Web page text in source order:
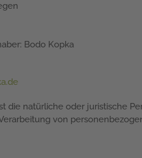
Bodo Kopka
die natürliche oder juristische
von